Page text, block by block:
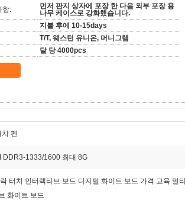
항:
먼저 판지 상자에 포장 한 다음 외부 포장 용
나무 케이스로 강화했습니다.
지불 후에 10-15days
T/T, 웨스턴 유니온, 머니그램
달 당 4000pcs
치 펜
DDR3-1333/1600 최대 8G
터치 인터랙티브 보드 디지털 화이트 보드 가격 교육 멀
화이트 보드